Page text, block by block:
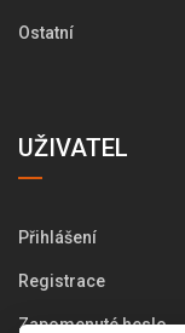
Ostatní
UŽIVATEL
Přihlášení
Registrace
Zapomenuté heslo